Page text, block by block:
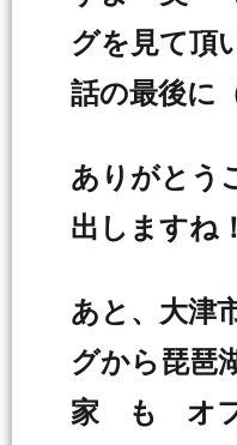
グを見て頂
話の最後に
ありがとう
出しますね！
あと、大津
グから琵琶
家 も オフ